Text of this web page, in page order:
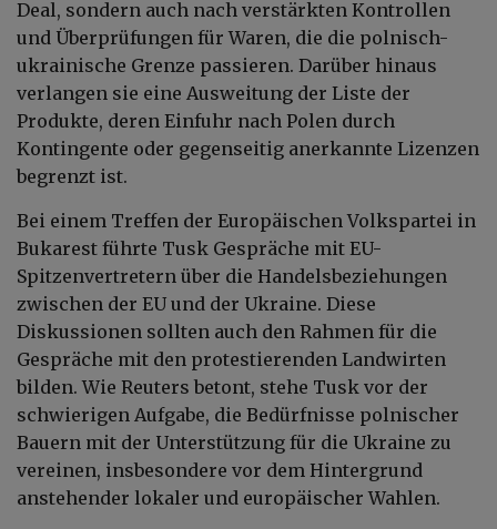
Deal, sondern auch nach verstärkten Kontrollen
und Überprüfungen für Waren, die die polnisch-
ukrainische Grenze passieren. Darüber hinaus
verlangen sie eine Ausweitung der Liste der
Produkte, deren Einfuhr nach Polen durch
Kontingente oder gegenseitig anerkannte Lizenzen
begrenzt ist.
Bei einem Treffen der Europäischen Volkspartei in
Bukarest führte Tusk Gespräche mit EU-
Spitzenvertretern über die Handelsbeziehungen
zwischen der EU und der Ukraine. Diese
Diskussionen sollten auch den Rahmen für die
Gespräche mit den protestierenden Landwirten
bilden. Wie Reuters betont, stehe Tusk vor der
schwierigen Aufgabe, die Bedürfnisse polnischer
Bauern mit der Unterstützung für die Ukraine zu
vereinen, insbesondere vor dem Hintergrund
anstehender lokaler und europäischer Wahlen.